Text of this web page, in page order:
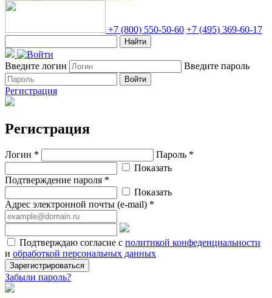
+7 (800) 550-50-60 +7 (495) 369-60-17
Найти
Введите логин Введите пароль
Войти
Регистрация
Регистрация
Логин *
Пароль *
Показать
Подтверждение пароля *
Показать
Адрес электронной почты (e-mail) *
Подтверждаю согласие с политикой конфеденциальности
и обработкой персональных данных
Зарегистрироваться
Забыли пароль?